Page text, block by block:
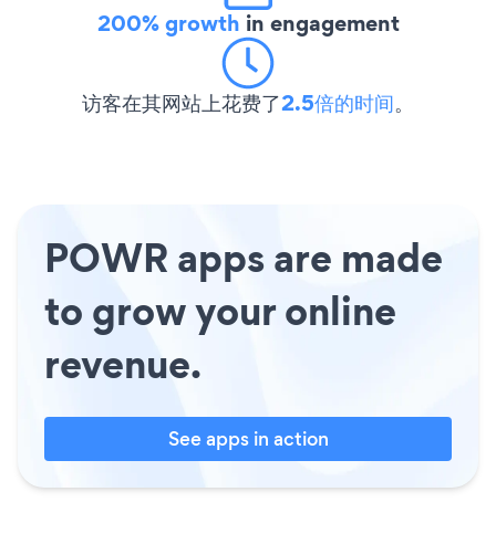
200% growth in engagement
访客在其网站上花费了2.5倍的时间。
POWR apps are made
to grow your online
revenue.
See apps in action